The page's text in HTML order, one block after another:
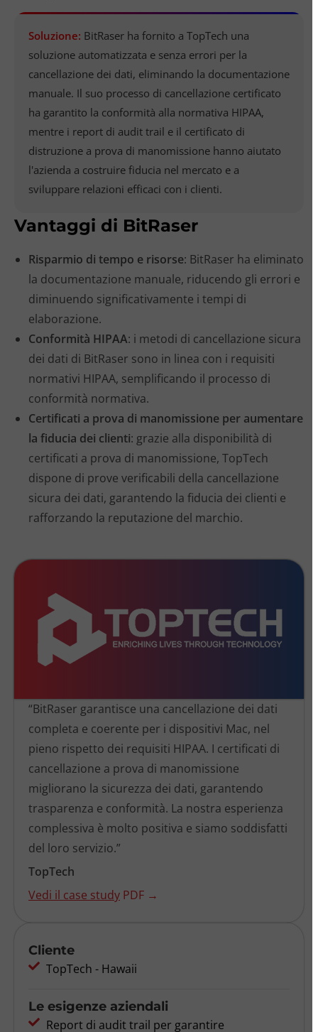
Soluzione: BitRaser ha fornito a TopTech una
soluzione automatizzata e senza errori per la
cancellazione dei dati, eliminando la documentazione
manuale. Il suo processo di cancellazione certificato
ha garantito la conformità alla normativa HIPAA,
mentre i report di audit trail e il certificato di
distruzione a prova di manomissione hanno aiutato
l'azienda a costruire fiducia nel mercato e a
sviluppare relazioni efficaci con i clienti.
Vantaggi di BitRaser
Risparmio di tempo e risorse: BitRaser ha eliminato
la documentazione manuale, riducendo gli errori e
diminuendo significativamente i tempi di
elaborazione.
Conformità HIPAA: i metodi di cancellazione sicura
dei dati di BitRaser sono in linea con i requisiti
normativi HIPAA, semplificando il processo di
conformità normativa.
Certificati a prova di manomissione per aumentare
la fiducia dei clienti: grazie alla disponibilità di
certificati a prova di manomissione, TopTech
dispone di prove verificabili della cancellazione
sicura dei dati, garantendo la fiducia dei clienti e
rafforzando la reputazione del marchio.
“BitRaser garantisce una cancellazione dei dati
completa e coerente per i dispositivi Mac, nel
pieno rispetto dei requisiti HIPAA. I certificati di
cancellazione a prova di manomissione
migliorano la sicurezza dei dati, garantendo
trasparenza e conformità. La nostra esperienza
complessiva è molto positiva e siamo soddisfatti
del loro servizio.”
TopTech
Vedi il case study PDF →
Cliente
TopTech - Hawaii
Le esigenze aziendali
Report di audit trail per garantire